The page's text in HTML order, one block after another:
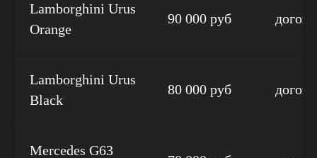
Lamborghini Urus
Orange
90 000 руб
Lamborghini Urus
Black
80 000 руб
Mercedes G63